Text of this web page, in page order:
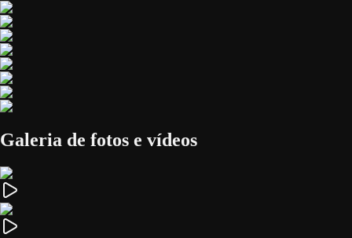
Galeria de fotos e vídeos